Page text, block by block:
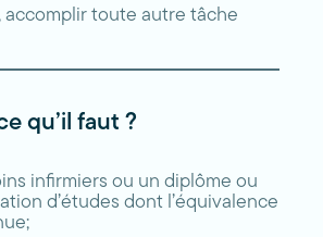
accomplir toute autre tâche
qu’il faut ?
infirmiers ou un diplôme ou
d’études dont l’équivalence